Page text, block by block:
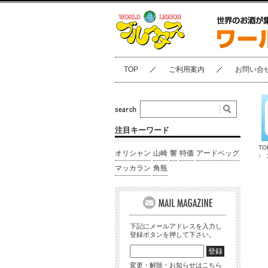
TOP ご利用案内 お問い合
注目キーワード
オリシャン 山崎 響 特価 アードベッグ
マッカラン 角瓶
下記にメールアドレスを入力し
登録ボタンを押して下さい。
変更・解除・お知らせはこちら